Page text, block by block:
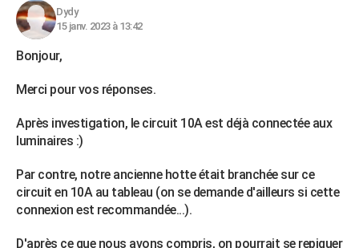
Dydy
15 janv. 2023 à 13:42
Bonjour,
Merci pour vos réponses.
Après investigation, le circuit 10A est déjà connectée aux
luminaires :)
Par contre, notre ancienne hotte était branchée sur ce
circuit en 10A au tableau (on se demande d'ailleurs si cette
connexion est recommandée...).
D'après ce que nous avons compris, on pourrait se repiquer